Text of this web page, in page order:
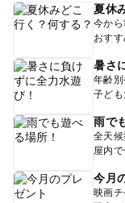
夏休
今か
おす
暑さ
年齢
子ど
雨で
全天
屋内
今月
映画